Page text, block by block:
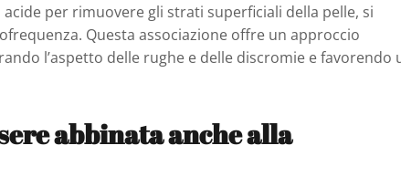
per rimuovere gli strati superficiali della pelle, si
Questa associazione offre un approccio
l’aspetto delle rughe e delle discromie e favorendo
abbinata anche alla